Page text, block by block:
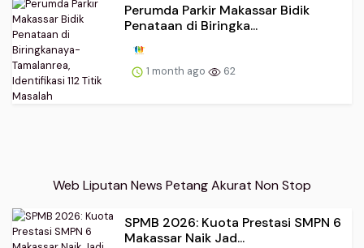
Perumda Parkir Makassar Bidik
Penataan di Biringka...
1 month ago 62
Web Liputan News Petang Akurat Non Stop
SPMB 2026: Kuota Prestasi SMPN 6
Makassar Naik Jad...